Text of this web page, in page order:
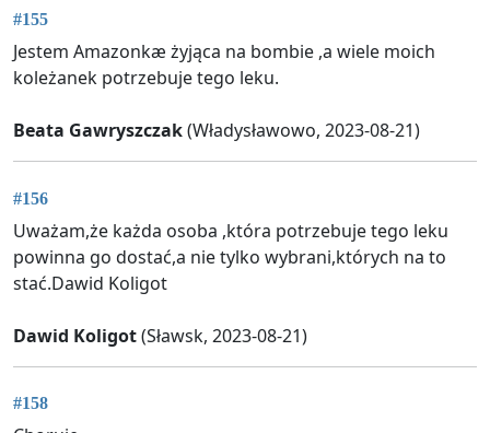
#155
Jestem Amazonkæ żyjąca na bombie ,a wiele moich
koleżanek potrzebuje tego leku.
Beata Gawryszczak(Władysławowo, 2023-08-21)
#156
Uważam,że każda osoba ,która potrzebuje tego leku
powinna go dostać,a nie tylko wybrani,których na to
stać.Dawid Koligot
Dawid Koligot(Sławsk, 2023-08-21)
#158